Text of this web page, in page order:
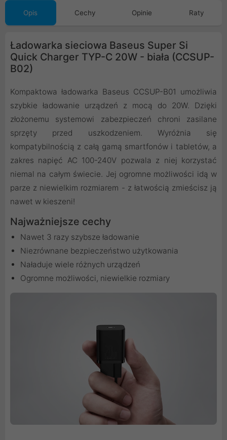
Opis Cechy Opinie Raty
Ładowarka sieciowa Baseus Super Si
Quick Charger TYP-C 20W - biała (CCSUP-
B02)
Kompaktowa ładowarka Baseus CCSUP-B01 umożliwia
szybkie ładowanie urządzeń z mocą do 20W. Dzięki
złożonemu systemowi zabezpieczeń chroni zasilane
sprzęty przed uszkodzeniem. Wyróżnia się
kompatybilnością z całą gamą smartfonów i tabletów, a
zakres napięć AC 100-240V pozwala z niej korzystać
niemal na całym świecie. Jej ogromne możliwości idą w
parze z niewielkim rozmiarem - z łatwością zmieścisz ją
nawet w kieszeni!
Najważniejsze cechy
Nawet 3 razy szybsze ładowanie
Niezrównane bezpieczeństwo użytkowania
Naładuje wiele różnych urządzeń
Ogromne możliwości, niewielkie rozmiary